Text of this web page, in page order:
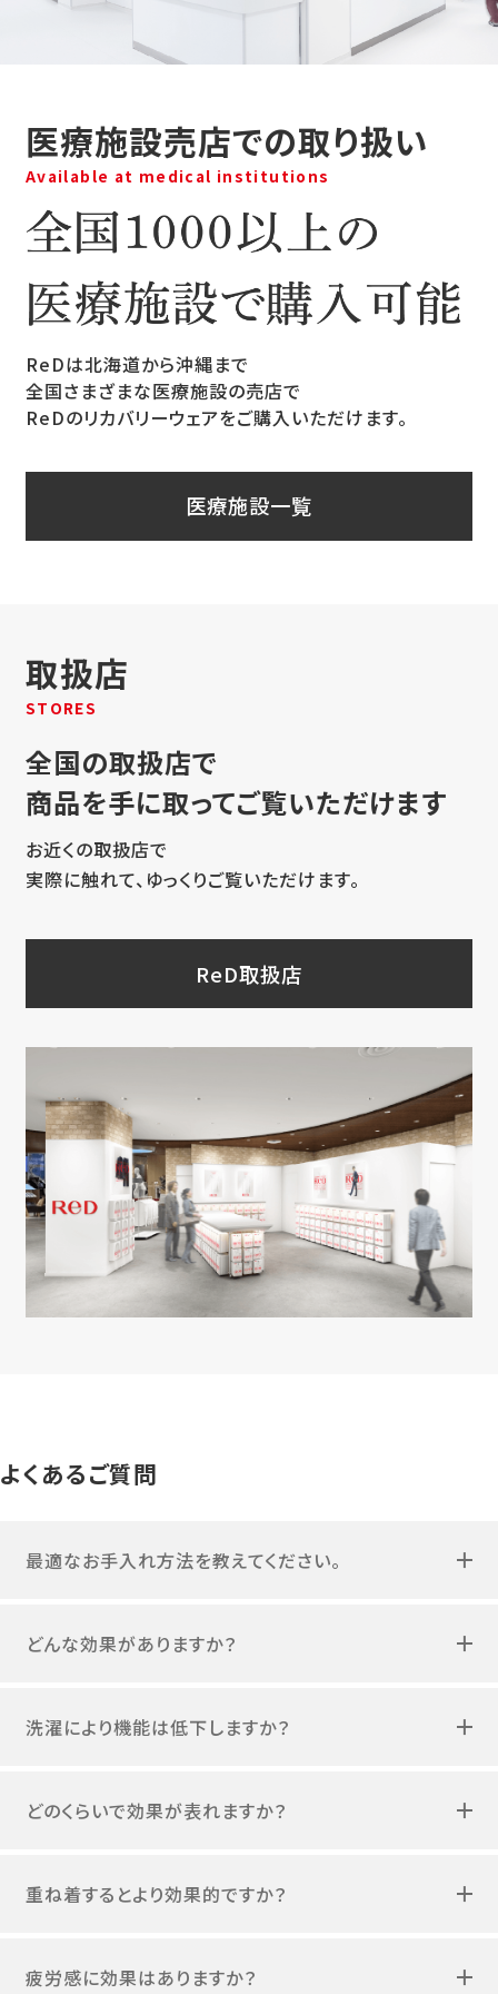
医療施設売店での取り扱い
Available at medical institutions
ReDは北海道から沖縄まで
全国さまざまな医療施設の売店で
ReDのリカバリーウェアをご購入いただけます。
医療施設一覧
取扱店
STORES
全国の取扱店で
商品を手に取ってご覧いただけます
お近くの取扱店で
実際に触れて、ゆっくりご覧いただけます。
ReD取扱店
よくあるご質問
最適なお手入れ方法を教えてください。
どんな効果がありますか？
洗濯により機能は低下しますか？
どのくらいで効果が表れますか？
重ね着するとより効果的ですか？
疲労感に効果はありますか？